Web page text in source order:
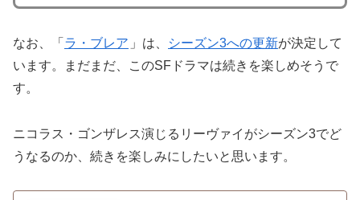
なお、「 ラ・ブレア 」は、 シーズン3への更新が決定して
います。まだまだ、このSFドラマは続きを楽しめそうで
す。
ニコラス・ゴンザレス演じるリーヴァイがシーズン3でど
うなるのか、続きを楽しみにしたいと思います。